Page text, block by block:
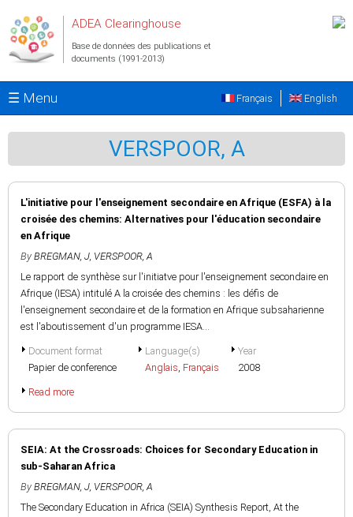
ADEA Clearinghouse
Base de données des publications et
documents (1991-2013)
☰ Menu English
Français
VERSPOOR, A
L'initiative pour l'enseignement secondaire en Afrique (ESFA) à la
croisée des chemins: Alternatives pour l'éducation secondaire
en Afrique
By BREGMAN, J, VERSPOOR, A
Le rapport de synthèse sur l'initiatve pour l'enseignement secondaire en
Afrique (IESA) intitulé A la croisée des chemins : les défis de
l'enseignement secondaire et de la formation en Afrique subsaharienne
est l'aboutissement d'un programme IESA...
Document format
Papier de conference
Language(s)
Anglais, Français
Year
2008
Read more
SEIA: At the Crossroads: Choices for Secondary Education in
sub-Saharan Africa
By BREGMAN, J, VERSPOOR, A
The Secondary Education in Africa (SEIA) Synthesis Report, At the